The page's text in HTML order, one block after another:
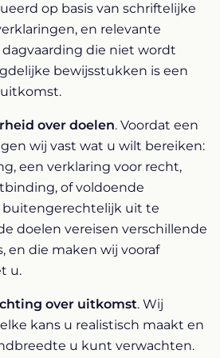
op basis van schriftelijke
en relevante
die niet wordt
bewijsstukken is een
over doelen. Voordat een
wij vast wat u wilt bereiken:
een verklaring voor recht,
of voldoende
uit te
doelen vereisen verschillende
en die maken wij vooraf
u.
over uitkomst. Wij
kans u realistisch maakt en
u kunt verwachten.